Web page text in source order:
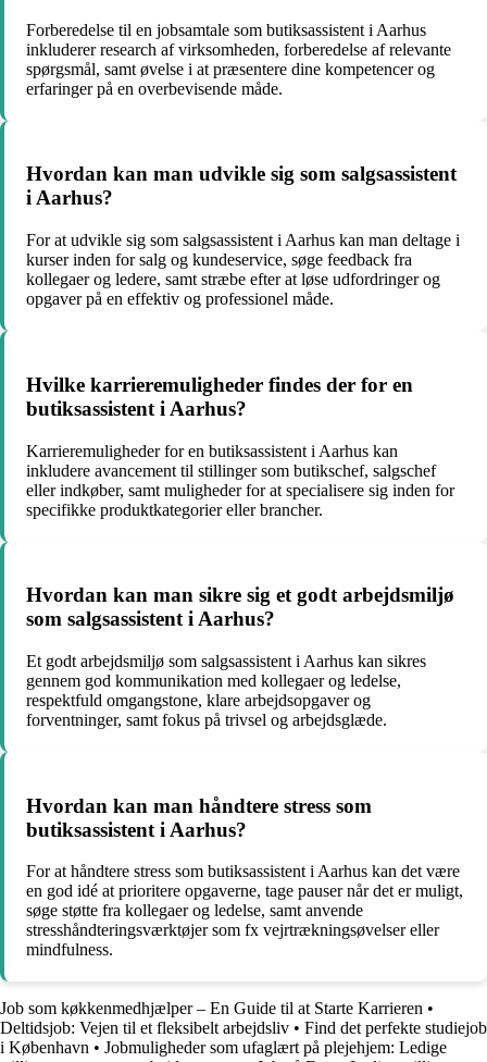
Forberedelse til en jobsamtale som butiksassistent i Aarhus
inkluderer research af virksomheden, forberedelse af relevante
spørgsmål, samt øvelse i at præsentere dine kompetencer og
erfaringer på en overbevisende måde.
Hvordan kan man udvikle sig som salgsassistent
i Aarhus?
For at udvikle sig som salgsassistent i Aarhus kan man deltage i
kurser inden for salg og kundeservice, søge feedback fra
kollegaer og ledere, samt stræbe efter at løse udfordringer og
opgaver på en effektiv og professionel måde.
Hvilke karrieremuligheder findes der for en
butiksassistent i Aarhus?
Karrieremuligheder for en butiksassistent i Aarhus kan
inkludere avancement til stillinger som butikschef, salgschef
eller indkøber, samt muligheder for at specialisere sig inden for
specifikke produktkategorier eller brancher.
Hvordan kan man sikre sig et godt arbejdsmiljø
som salgsassistent i Aarhus?
Et godt arbejdsmiljø som salgsassistent i Aarhus kan sikres
gennem god kommunikation med kollegaer og ledelse,
respektfuld omgangstone, klare arbejdsopgaver og
forventninger, samt fokus på trivsel og arbejdsglæde.
Hvordan kan man håndtere stress som
butiksassistent i Aarhus?
For at håndtere stress som butiksassistent i Aarhus kan det være
en god idé at prioritere opgaverne, tage pauser når det er muligt,
søge støtte fra kollegaer og ledelse, samt anvende
stresshåndteringsværktøjer som fx vejrtrækningsøvelser eller
mindfulness.
Job som køkkenmedhjælper – En Guide til at Starte Karrieren •
Deltidsjob: Vejen til et fleksibelt arbejdsliv • Find det perfekte studiejob
i København • Jobmuligheder som ufaglært på plejehjem: Ledige